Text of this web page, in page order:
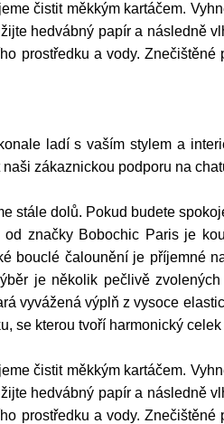
čistit měkkým kartáčem.
hedvábný papír a následně
prostředku a vody.
ladí s vaším stylem a
zákaznickou podporu na
stále dolů. Pokud budete
od značky Bobochic Paris je
bouclé čalounění je příjemné
je několik pečlivě
vyvážená výplň z vysoce
se kterou tvoří harmonický
čistit měkkým kartáčem.
hedvábný papír a následně
prostředku a vody.